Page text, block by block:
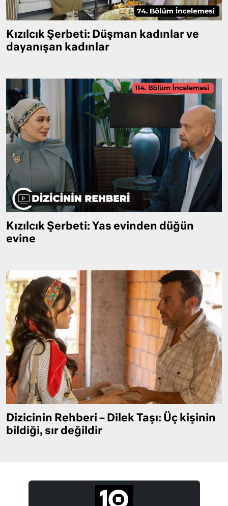
Kızılcık Şerbeti: Düşman kadınlar ve
dayanışan kadınlar
Kızılcık Şerbeti: Yas evinden düğün
evine
Dizicinin Rehberi – Dilek Taşı: Üç kişinin
bildiği, sır değildir